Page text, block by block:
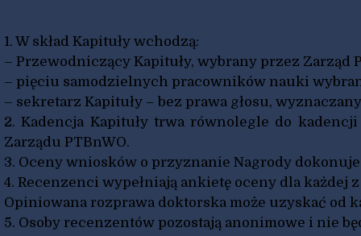
1. W skład Kapituły wchodzą:
– Przewodniczący Kapituły, wybrany przez Zarząd
– pięciu samodzielnych pracowników nauki
– sekretarz Kapituły – bez prawa głosu,
2. Kadencja Kapituły trwa równolegle do
Zarządu PTBnWO.
3. Oceny wniosków o przyznanie Nagrody
4. Recenzenci wypełniają ankietę oceny dla każdej
Opiniowana rozprawa doktorska może uzyskać od
5. Osoby recenzentów pozostają anonimowe i nie